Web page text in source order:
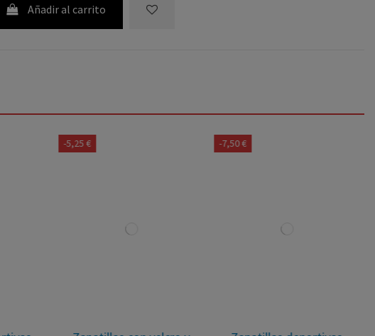
Añadir al carrito
-5,25 € -7,50 €